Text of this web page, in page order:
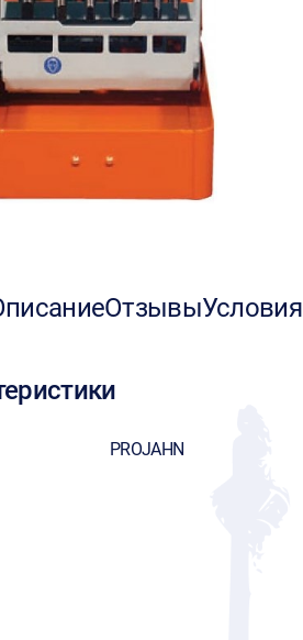
Отзывы
PROJAHN